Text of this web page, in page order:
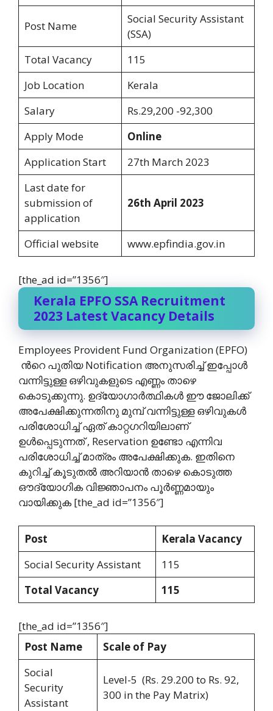
Post Name
Social Security Assistant
(SSA)
Total Vacancy
115
Job Location
Kerala
Salary
Rs.29,200 -92,300
Apply Mode
Online
Application Start
27th March 2023
Last date for
submission of
application
26th April 2023
Official website www.epfindia.gov.in
[the_ad id=”1356″]
Kerala EPFO SSA Recruitment
2023 Latest Vacancy Details
Employees Provident Fund Organization (EPFO)
ന്‍റെ പുതിയ Notification അനുസരിച്ച് ഇപ്പോള്‍
വന്നിട്ടുള്ള ഒഴിവുകളുടെ എണ്ണം താഴെ
കൊടുക്കുന്നു. ഉദ്യോഗാര്‍ത്ഥികള്‍ ഈ ജോലിക്ക്
അപേക്ഷിക്കുന്നതിനു മുമ്പ് വന്നിട്ടുള്ള ഒഴിവുകള്‍
പരിശോധിച്ച് ഏത് കാറ്റഗറിയിലാണ്
ഉള്‍പ്പെടുന്നത് , Reservation ഉണ്ടോ എന്നിവ
പരിശോധിച്ച് മാത്രം അപേക്ഷിക്കുക. ഇതിനെ
കുറിച്ച് കൂടുതല്‍ അറിയാന്‍ താഴെ കൊടുത്ത
ഔദ്യോഗിക വിജ്ഞാപനം പൂര്‍ണ്ണമായും
വായിക്കുക [the_ad id=”1356″]
Post
Kerala Vacancy
Social Security Assistant
115
Total Vacancy
115
[the_ad id=”1356″]
Post Name
Scale of Pay
Social
Security
Assistant
Level-5 (Rs. 29.200 to Rs. 92,
300 in the Pay Matrix)